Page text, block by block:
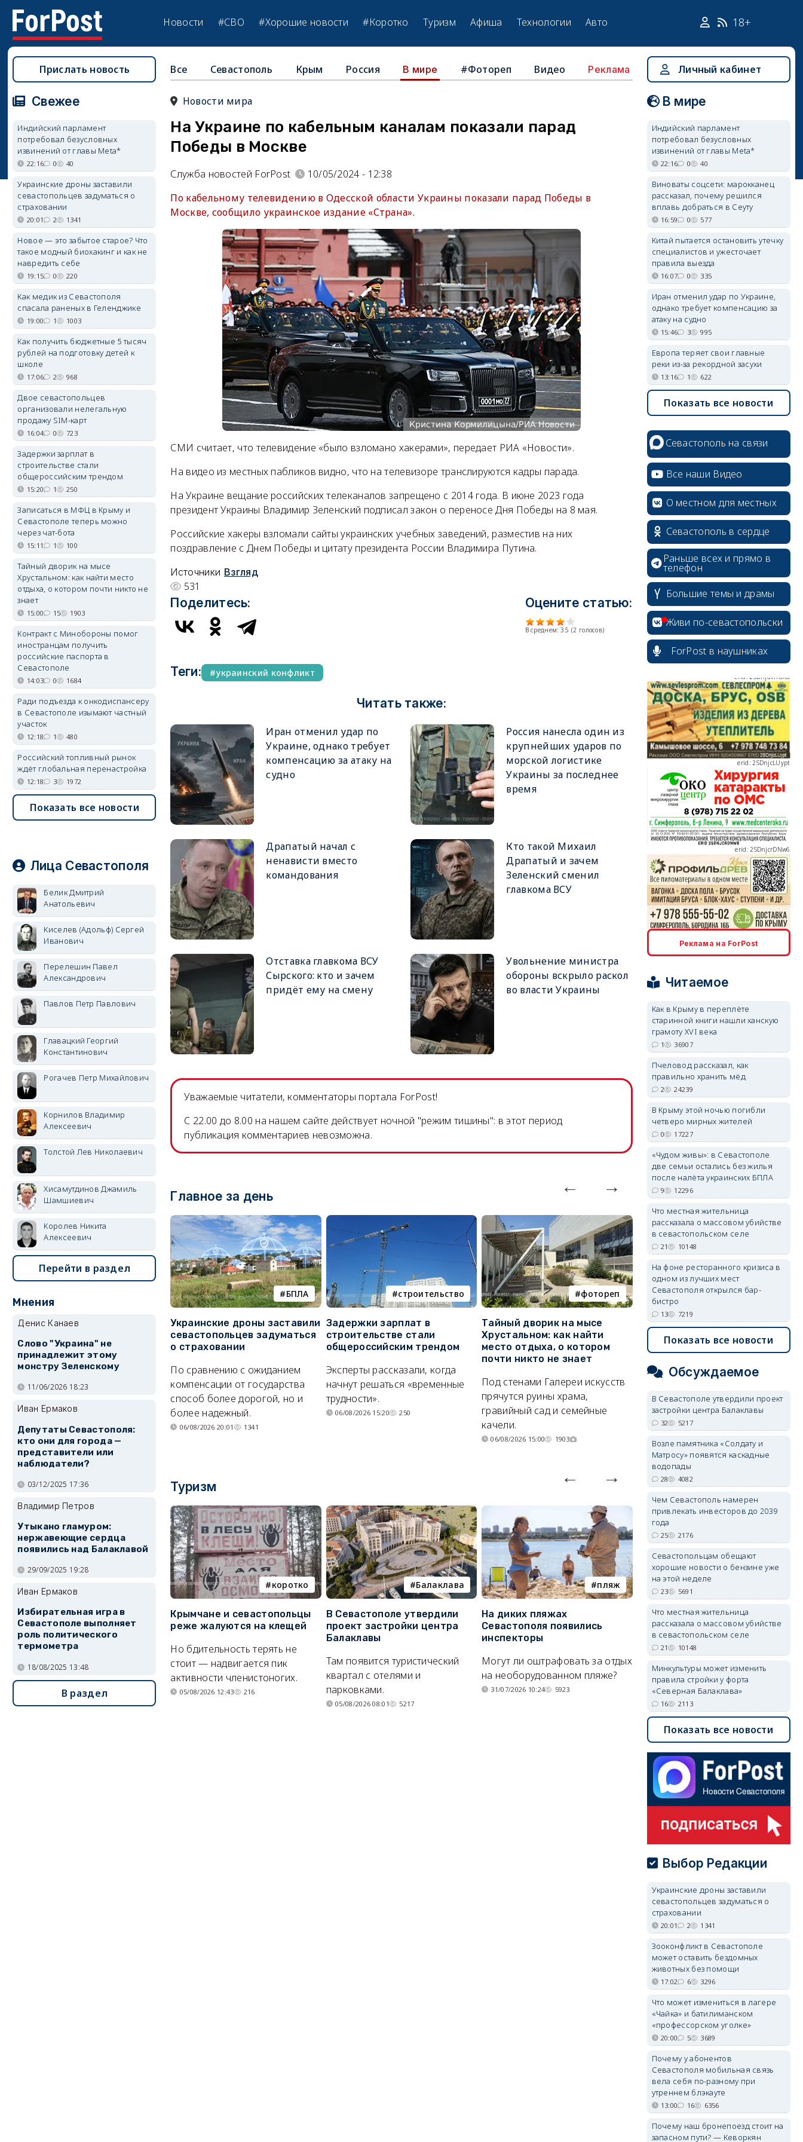
Новости #СВО #Хорошие новости #Коротко Туризм Афиша Технологии Авто 18+
Все Севастополь Крым Россия В мире #Фотореп Видео Реклама
Новости мира
На Украине по кабельным каналам показали парад
Победы в Москве
Служба новостей ForPost
10/05/2024 - 12:38
По кабельному телевидению в Одесской области Украины показали парад Победы в
Москве, сообщило украинское издание «Страна».
СМИ считает, что телевидение «было взломано хакерами», передает РИА «Новости».
На видео из местных пабликов видно, что на телевизоре транслируются кадры парада.
На Украине вещание российских телеканалов запрещено с 2014 года. В июне 2023 года
президент Украины Владимир Зеленский подписал закон о переносе Дня Победы на 8 мая.
Российские хакеры взломали сайты украинских учебных заведений, разместив на них
поздравление с Днем Победы и цитату президента России Владимира Путина.
Источники Взгляд
531
Поделитесь: Оцените статью:
В среднем: 3.5 (2 голосов)
Теги: украинский конфликт
Читать также:
Иран отменил удар по
Украине, однако требует
компенсацию за атаку на
судно
Россия нанесла один из
крупнейших ударов по
морской логистике
Украины за последнее
время
Драпатый начал с
ненависти вместо
командования
Кто такой Михаил
Драпатый и зачем
Зеленский сменил
главкома ВСУ
Отставка главкома ВСУ
Сырского: кто и зачем
придёт ему на смену
Увольнение министра
обороны вскрыло раскол
во власти Украины
Уважаемые читатели, комментаторы портала ForPost!
C 22.00 до 8.00 на нашем сайте действует ночной "режим тишины": в этот период
публикация комментариев невозможна.
Главное за день
БПЛА
Украинские дроны заставили
севастопольцев задуматься
о страховании
По сравнению с ожиданием
компенсации от государства
способ более дорогой, но и
более надежный.
06/08/2026 20:01 1341
строительство
Задержки зарплат в
строительстве стали
общероссийским трендом
Эксперты рассказали, когда
начнут решаться «временные
трудности».
06/08/2026 15:20 250
фотореп
Тайный дворик на мысе
Хрустальном: как найти
место отдыха, о котором
почти никто не знает
Под стенами Галереи искусств
прячутся руины храма,
гравийный сад и семейные
качели.
06/08/2026 15:00 1903
работа
Где в Севастополе можно
заработать 100 тысяч в
месяц
А где — несоизмеримо меньше.
Туризм
коротко
Крымчане и севастопольцы
реже жалуются на клещей
Но бдительность терять не
стоит — надвигается пик
активности членистоногих.
05/08/2026 12:43 216
Балаклава
В Севастополе утвердили
проект застройки центра
Балаклавы
Там появится туристический
квартал с отелями и
парковками.
05/08/2026 08:01 5217
пляж
На диких пляжах
Севастополя появились
инспекторы
Могут ли оштрафовать за отдых
на необорудованном пляже?
31/07/2026 10:24 5923
Двух москвичей на
сапбордах унесло от берега
Крыма на километр в море
вернули туристов обратно на
сушу.
29/07/2026 17:03
Прислать новость
Свежее
Индийский парламент
потребовал безусловных
извинений от главы Meta*
22:16 0 40
Украинские дроны заставили
севастопольцев задуматься о
страховании
20:01 2 1341
Новое — это забытое старое? Что
такое модный биохакинг и как не
навредить себе
19:15 0 220
Как медик из Севастополя
спасала раненых в Геленджике
19:00 1 1003
Как получить бюджетные 5 тысяч
рублей на подготовку детей к
школе
17:06 2 968
Двое севастопольцев
организовали нелегальную
продажу SIM-карт
16:04 0 723
Задержки зарплат в
строительстве стали
общероссийским трендом
15:20 1 250
Записаться в МФЦ в Крыму и
Севастополе теперь можно
через чат-бота
15:11 1 100
Тайный дворик на мысе
Хрустальном: как найти место
отдыха, о котором почти никто не
знает
15:00 15 1903
Контракт с Минобороны помог
иностранцам получить
российские паспорта в
Севастополе
14:03 0 1684
Ради подъезда к онкодиспансеру
в Севастополе изымают частный
участок
12:18 1 480
Российский топливный рынок
ждёт глобальная перенастройка
12:18 3 1972
Показать все новости
Лица Севастополя
Белик Дмитрий
Анатольевич
Киселев (Адольф) Сергей
Иванович
Перелешин Павел
Александрович
Павлов Петр Павлович
Главацкий Георгий
Константинович
Рогачев Петр Михайлович
Корнилов Владимир
Алексеевич
Толстой Лев Николаевич
Хисамутдинов Джамиль
Шамшиевич
Королев Никита
Алексеевич
Перейти в раздел
Мнения
Денис Канаев
Слово "Украина" не
принадлежит этому
монстру Зеленскому
11/06/2026 18:23
Иван Ермаков
Депутаты Севастополя:
кто они для города —
представители или
наблюдатели?
03/12/2025 17:36
Владимир Петров
Утыкано гламуром:
нержавеющие сердца
появились над Балаклавой
29/09/2025 19:28
Иван Ермаков
Избирательная игра в
Севастополе выполняет
роль политического
термометра
18/08/2025 13:48
В раздел
Личный кабинет
В мире
Индийский парламент
потребовал безусловных
извинений от главы Meta*
22:16 0 40
Виноваты соцсети: марокканец
рассказал, почему решился
вплавь добраться в Сеуту
16:59 0 577
Китай пытается остановить утечку
специалистов и ужесточает
правила выезда
16:07 0 335
Иран отменил удар по Украине,
однако требует компенсацию за
атаку на судно
15:46 3 995
Европа теряет свои главные
реки из-за рекордной засухи
13:16 1 622
Показать все новости
Севастополь на связи
Все наши Видео
О местном для местных
Севастополь в сердце
Раньше всех и прямо в
телефон
Большие темы и драмы
Живи по-севастопольски
ForPost в наушниках
erid: 2SDnjcrDNw6
erid: 2SDnjdPjgYS
erid: 2SDnjcLUypt
erid: 2SDnjcrDNw6
erid: 2SDnjdPjgYS
erid: 2SDnjdvhGXG
Реклама на ForPost
Читаемое
Как в Крыму в переплёте
старинной книги нашли ханскую
грамоту XVI века
1 36907
Пчеловод рассказал, как
правильно хранить мёд
2 24239
В Крыму этой ночью погибли
четверо мирных жителей
0 17227
«Чудом живы»: в Севастополе
две семьи остались без жилья
после налёта украинских БПЛА
9 12296
Что местная жительница
рассказала о массовом убийстве
в севастопольском селе
21 10148
На фоне ресторанного кризиса в
одном из лучших мест
Севастополя открылся бар-
бистро
13 7219
Показать все новости
Обсуждаемое
В Севастополе утвердили проект
застройки центра Балаклавы
32 5217
Возле памятника «Солдату и
Матросу» появятся каскадные
водопады
28 4082
Чем Севастополь намерен
привлекать инвесторов до 2039
года
25 2176
Севастопольцам обещают
хорошие новости о бензине уже
на этой неделе
23 5691
Что местная жительница
рассказала о массовом убийстве
в севастопольском селе
21 10148
Минкультуры может изменить
правила стройки у форта
«Северная Балаклава»
16 2113
Показать все новости
Выбор Редакции
Украинские дроны заставили
севастопольцев задуматься о
страховании
20:01 2 1341
Зооконфликт в Севастополе
может оставить бездомных
животных без помощи
17:02 6 3296
Что может измениться в лагере
«Чайка» и батилиманском
«профессорском уголке»
20:00 5 3689
Почему у абонентов
Севастополя мобильная связь
вела себя по-разному при
утреннем блэкауте
13:00 16 6356
Почему наш бронепоезд стоит на
запасном пути? — Кеворкян